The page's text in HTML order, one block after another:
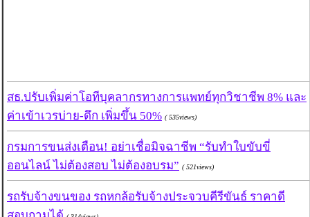
สธ.ปรับเพิ่มค่าโอทีบุคลากรทางการแพทย์ทุกวิชาชีพ 8% และ
ค่าเข้าเวรบ่าย-ดึก เพิ่มขึ้น 50% ( 535views)
กรมการขนส่งเตือน! อย่าเชื่อมิจฉาชีพ “รับทำใบขับขี่
ออนไลน์ ไม่ต้องสอบ ไม่ต้องอบรม” ( 521views)
รถรับจ้างขนของ รถหกล้อรับจ้างประจวบคีรีขันธ์ ราคาดี